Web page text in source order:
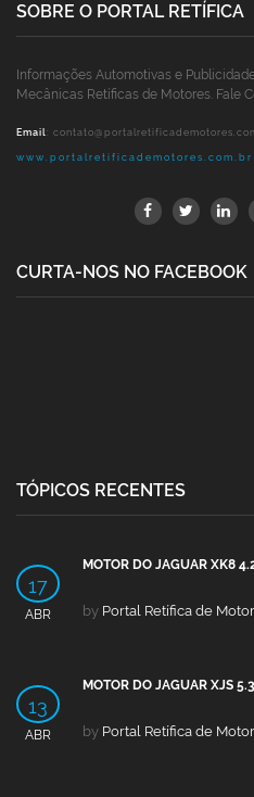
SOBRE O PORTAL RETÍFICA
Informações Automotivas e
Mecânicas Retíficas de Motores. Fale
Email:
www.portalretificademotores.com.br
CURTA-NOS NO FACEBOOK
TÓPICOS RECENTES
17
ABR
MOTOR DO JAGUAR XK8
by Portal Retífica de
13
ABR
MOTOR DO JAGUAR XJS
by Portal Retífica de